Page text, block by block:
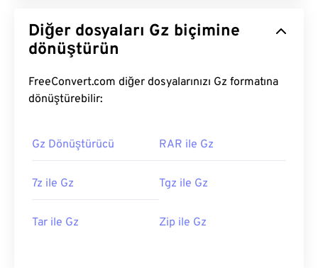
Diğer dosyaları Gz biçimine
dönüştürün
FreeConvert.com diğer dosyalarınızı Gz formatına
dönüştürebilir:
Gz Dönüştürücü RAR ile Gz
7z ile Gz Tgz ile Gz
Tar ile Gz Zip ile Gz